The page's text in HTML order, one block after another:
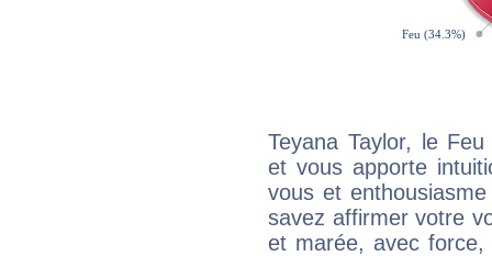
Teyana Taylor, le
et vous apporte
vous et
savez affirmer votre
et marée, avec